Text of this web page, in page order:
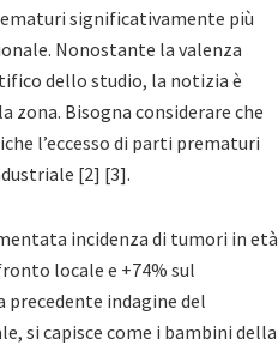
significativamente più
Nonostante la valenza
dello studio, la notizia è
Bisogna considerare che
l’eccesso di parti prematuri
[2] [3].
incidenza di tumori in età
locale e +74% sul
indagine del
si capisce come i bambini della